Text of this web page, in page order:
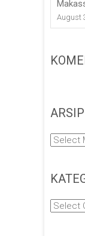
August
ARSIP
Arsip
Kategori